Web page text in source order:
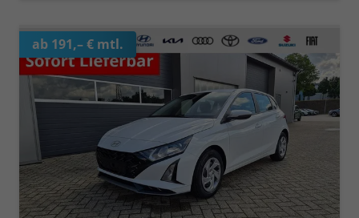
ab 191,– € mtl.